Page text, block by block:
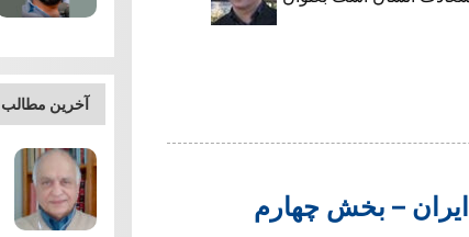
ایران – بخش چهارم
آخرین مطالب